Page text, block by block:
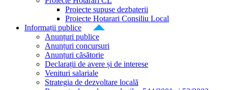
Proiecte supuse dezbaterii
Proiecte Hotarari Consiliu Local
Informații publice
Anunțuri publice
Anunțuri concursuri
Anunțuri căsătorie
Declarații de avere și de interese
Venituri salariale
Strategia de dezvoltare locală